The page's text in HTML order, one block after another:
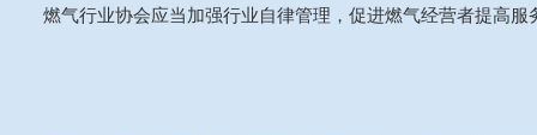
燃气行业协会应当加强行业自律管理，促进燃气经营者提高服